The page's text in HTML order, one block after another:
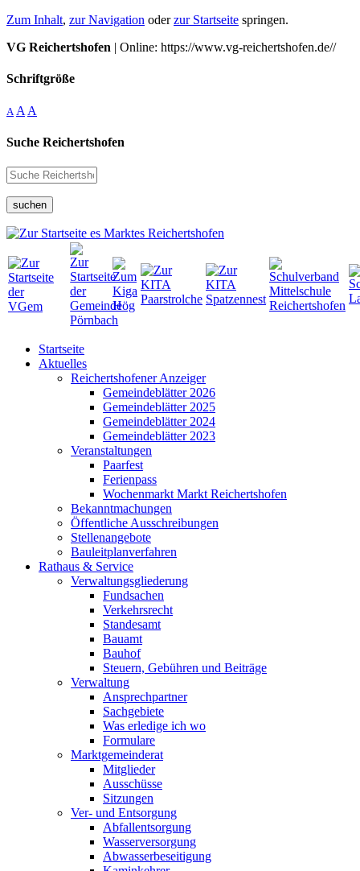
Zum Inhalt, zur Navigation oderzur Startseite springen.
VG Reichertshofen | Online: https://www.vg-reichertshofen.de//
Schriftgröße
A A A
Suche Reichertshofen
suchen
Startseite
Aktuelles
Reichertshofener Anzeiger
Gemeindeblätter 2026
Gemeindeblätter 2025
Gemeindeblätter 2024
Gemeindeblätter 2023
Veranstaltungen
Paarfest
Ferienpass
Wochenmarkt Markt Reichertshofen
Bekanntmachungen
Öffentliche Ausschreibungen
Stellenangebote
Bauleitplanverfahren
Rathaus & Service
Verwaltungsgliederung
Fundsachen
Verkehrsrecht
Standesamt
Bauamt
Bauhof
Steuern, Gebühren und Beiträge
Verwaltung
Ansprechpartner
Sachgebiete
Was erledige ich wo
Formulare
Marktgemeinderat
Mitglieder
Ausschüsse
Sitzungen
Ver- und Entsorgung
Abfallentsorgung
Wasserversorgung
Abwasserbeseitigung